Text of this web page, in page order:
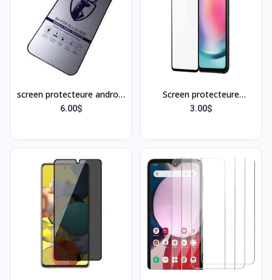
screen protecteure android
A81
6.00$
Screen protecteure
Samsung A24 4G
3.00$